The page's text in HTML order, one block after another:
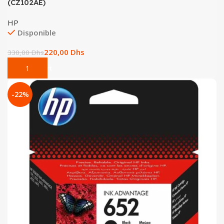
(CZ102AE)
HP
Disponible
330,00Dhs220,00 Dhs
Add To Cart
-22%